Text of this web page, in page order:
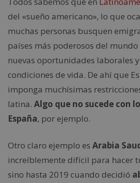
del «sueño americano», lo que
muchas personas busquen
países más poderosos del
nuevas oportunidades laborales
condiciones de vida. De ahí que
imponga muchísimas
latina. Algo que no sucede con
España, por ejemplo.
Otro claro ejemplo es Arabia
increíblemente difícil para hacer
sino hasta 2019 cuando decidió